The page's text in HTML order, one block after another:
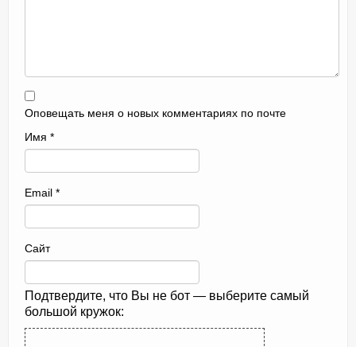
Оповещать меня о новых комментариях по почте
Имя *
Email *
Сайт
Подтвердите, что Вы не бот — выберите самый
большой кружок: